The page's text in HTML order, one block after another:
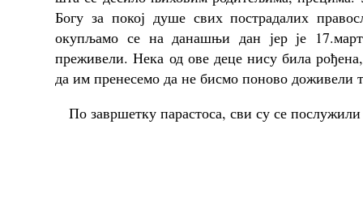
Богу за покој душе свих пострадалих
окупљамо се на данашњи дан јер је
преживели. Нека од ове деце нису била
да им пренесемо да не бисмо поново доживели
По завршетку парастоса, сви су се